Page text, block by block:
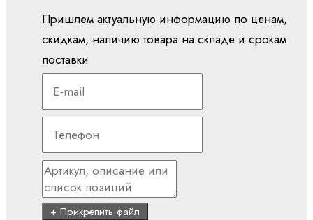
Показать
все
системы
CORE
XM
YM
Пришлем актуальную информацию по ценам,
скидкам, наличию товара на складе и срокам
поставки
+ Прикрепить файл